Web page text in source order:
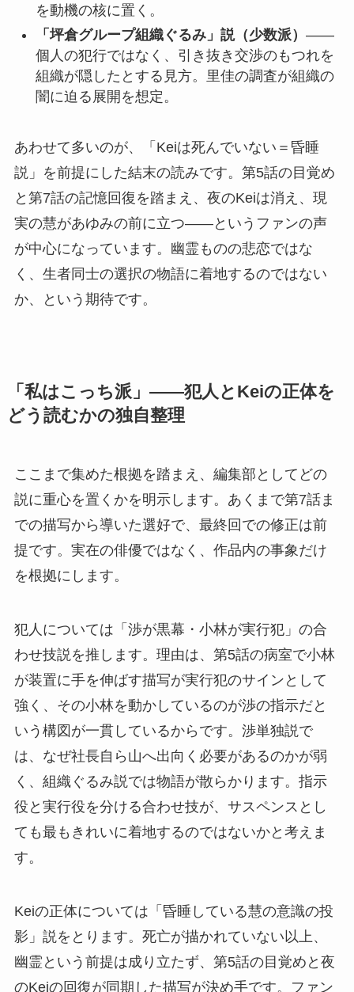
を動機の核に置く。
「坪倉グループ組織ぐるみ」説（少数派） ——
個人の犯行ではなく、引き抜き交渉のもつれを
組織が隠したとする見方。里佳の調査が組織の
闇に迫る展開を想定。
あわせて多いのが、「Keiは死んでいない＝昏睡
説」を前提にした結末の読みです。第5話の目覚め
と第7話の記憶回復を踏まえ、夜のKeiは消え、現
実の慧があゆみの前に立つ——というファンの声
が中心になっています。幽霊ものの悲恋ではな
く、生者同士の選択の物語に着地するのではない
か、という期待です。
「私はこっち派」——犯人とKeiの正体を
どう読むかの独自整理
ここまで集めた根拠を踏まえ、編集部としてどの
説に重心を置くかを明示します。あくまで第7話ま
での描写から導いた選好で、最終回での修正は前
提です。実在の俳優ではなく、作品内の事象だけ
を根拠にします。
犯人については「渉が黒幕・小林が実行犯」の合
わせ技説を推します。理由は、第5話の病室で小林
が装置に手を伸ばす描写が実行犯のサインとして
強く、その小林を動かしているのが渉の指示だと
いう構図が一貫しているからです。渉単独説で
は、なぜ社長自ら山へ出向く必要があるのかが弱
く、組織ぐるみ説では物語が散らかります。指示
役と実行役を分ける合わせ技が、サスペンスとし
ても最もきれいに着地するのではないかと考えま
す。
Keiの正体については「昏睡している慧の意識の投
影」説をとります。死亡が描かれていない以上、
幽霊という前提は成り立たず、第5話の目覚めと夜
のKeiの回復が同期した描写が決め手です。ファン